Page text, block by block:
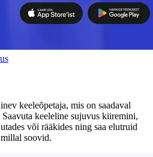
keeleõpetaja, mis on saadaval
keeleline sujuvus kiiremini,
või rääkides ning saa elutruid
soovid.